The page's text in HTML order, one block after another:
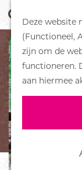
Deze website
(Functioneel,
zijn om de
functioneren.
aan hiermee
G
a
n
a
a
r
d
e
h
o
o
e
k
e
n
M
e
n
u